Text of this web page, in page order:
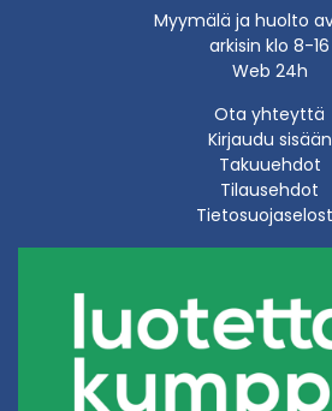
Myymälä ja huolto
arkisin klo 8-16
Web 24h
Ota yhteyttä
Kirjaudu sisään
Takuuehdot
Tilausehdot